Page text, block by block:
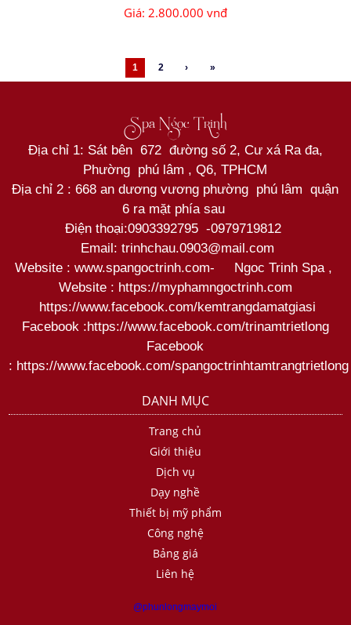
Giá: 2.800.000 vnđ
1 2 › »
Spa Ngọc Trinh
Địa chỉ 1: Sát bên 672 đường số 2, Cư xá Ra đa,
Phường phú lâm , Q6, TPHCM
Địa chỉ 2 : 668 an dương vương phường phú lâm quận
6 ra mặt phía sau
Điện thoại:0903392795 -0979719812
Email: trinhchau.0903@mail.com
Website : www.spangoctrinh.com- Ngoc Trinh Spa ,
Website : https://myphamngoctrinh.com
https://www.facebook.com/kemtrangdamatgiasi
Facebook :https://www.facebook.com/trinamtrietlong
Facebook
: https://www.facebook.com/spangoctrinhtamtrangtrietlong
DANH MỤC
Trang chủ
Giới thiệu
Dịch vụ
Dạy nghề
Thiết bị mỹ phẩm
Công nghệ
Bảng giá
Liên hệ
@phunlongmaymoi